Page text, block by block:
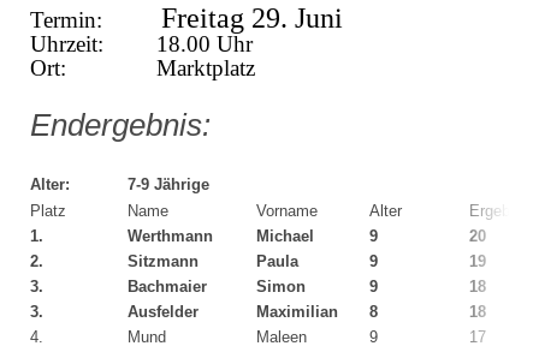
Termin:
Freitag 29. Juni
Uhrzeit:
18.00 Uhr
Ort: Marktplatz
Endergebnis:
Alter:
7-9 Jährige
Platz
Name Vorname Alter
Ergebnis
1.
Werthmann Michael 9
20
2.
Sitzmann Paula 9
19
3.
Bachmaier Simon 9
18
3.
Ausfelder Maximilian 8
18
4.
Mund Maleen 9
17